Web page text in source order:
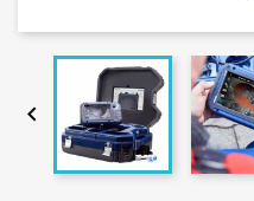
